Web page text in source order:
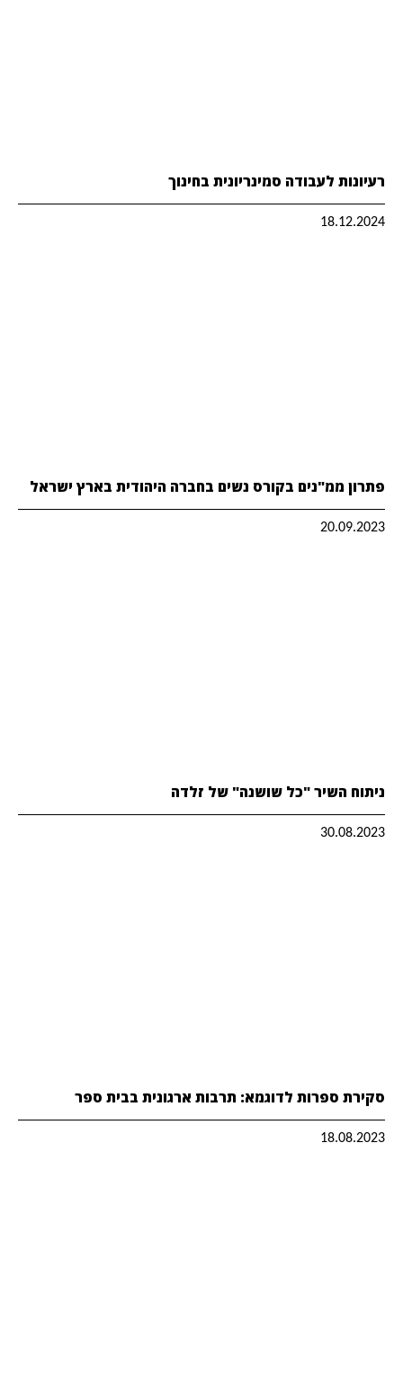
רעיונות לעבודה סמינריונית בחינוך
18.12.2024
פתרון ממ"נים בקורס נשים בחברה היהודית בארץ ישראל
20.09.2023
ניתוח השיר "כל שושנה" של זלדה
30.08.2023
סקירת ספרות לדוגמא: תרבות ארגונית בבית ספר
18.08.2023